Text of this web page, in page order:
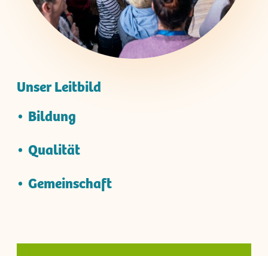
Unser Leitbild
Bildung
Qualität
Gemeinschaft